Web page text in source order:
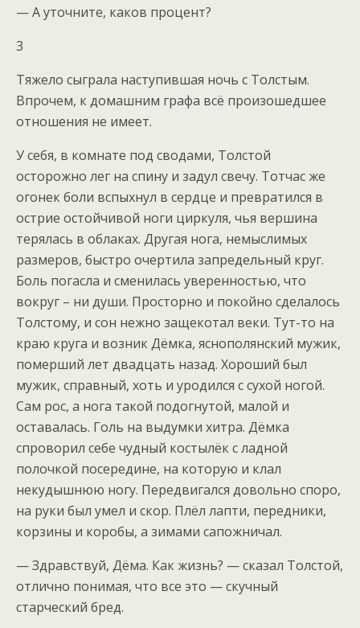
— А уточните, каков процент?
3
Тяжело сыграла наступившая ночь с Толстым.
Впрочем, к домашним графа всё произошедшее
отношения не имеет.
У себя, в комнате под сводами, Толстой
осторожно лег на спину и задул свечу. Тотчас же
огонек боли вспыхнул в сердце и превратился в
острие остойчивой ноги циркуля, чья вершина
терялась в облаках. Другая нога, немыслимых
размеров, быстро очертила запредельный круг.
Боль погасла и сменилась уверенностью, что
вокруг – ни души. Просторно и покойно сделалось
Толстому, и сон нежно защекотал веки. Тут-то на
краю круга и возник Дёмка, яснополянский мужик,
померший лет двадцать назад. Хороший был
мужик, справный, хоть и уродился с сухой ногой.
Сам рос, а нога такой подогнутой, малой и
оставалась. Голь на выдумки хитра. Дёмка
спроворил себе чудный костылёк с ладной
полочкой посередине, на которую и клал
некудышнюю ногу. Передвигался довольно споро,
на руки был умел и скор. Плёл лапти, передники,
корзины и коробы, а зимами сапожничал.
— Здравствуй, Дёма. Как жизнь? — сказал Толстой,
отлично понимая, что все это — скучный
старческий бред.